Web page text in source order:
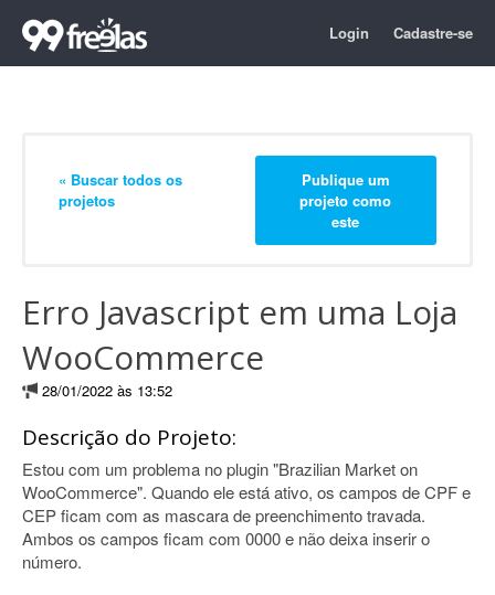
Login Cadastre-se
« Buscar todos os
projetos
Publique um
projeto como
este
Erro Javascript em uma Loja
WooCommerce
28/01/2022 às 13:52
Descrição do Projeto:
Estou com um problema no plugin "Brazilian Market on
WooCommerce". Quando ele está ativo, os campos de CPF e
CEP ficam com as mascara de preenchimento travada.
Ambos os campos ficam com 0000 e não deixa inserir o
número.